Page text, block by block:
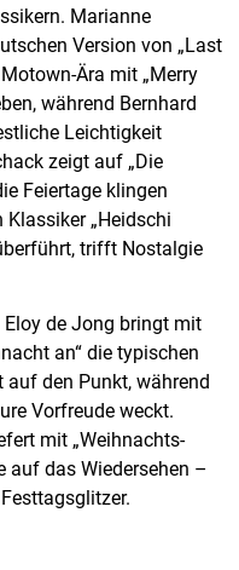
Marianne
Version von „Last
Ära mit „Merry
während Bernhard
Leichtigkeit
zeigt auf „Die
Feiertage klingen
Klassiker „Heidschi
trifft Nostalgie
de Jong bringt mit
an“ die typischen
den Punkt, während
Vorfreude weckt.
mit „Weihnachts-
auf das Wiedersehen –